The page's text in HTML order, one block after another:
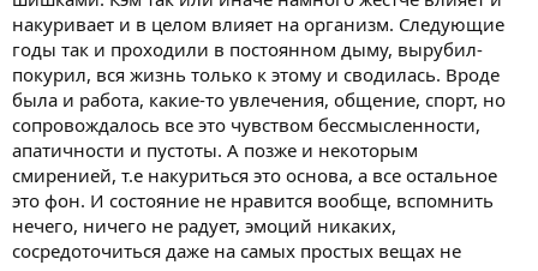
накуривает и в целом влияет на организм. Следующие
годы так и проходили в постоянном дыму, вырубил-
покурил, вся жизнь только к этому и сводилась. Вроде
была и работа, какие-то увлечения, общение, спорт, но
сопровождалось все это чувством бессмысленности,
апатичности и пустоты. А позже и некоторым
смиренией, т.е накуриться это основа, а все остальное
это фон. И состояние не нравится вообще, вспомнить
нечего, ничего не радует, эмоций никаких,
сосредоточиться даже на самых простых вещах не